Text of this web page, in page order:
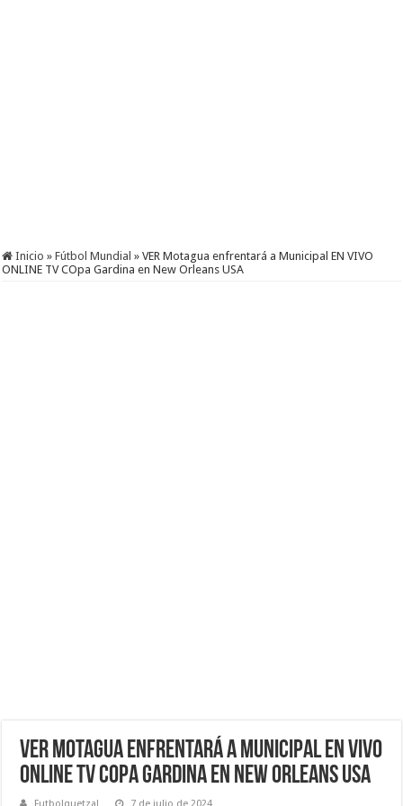
Inicio » Fútbol Mundial » VER Motagua enfrentará a Municipal EN VIVO
ONLINE TV COpa Gardina en New Orleans USA
VER Motagua enfrentará a Municipal EN VIVO
ONLINE TV COpa Gardina en New Orleans USA
Futbolquetzal 7 de julio de 2024